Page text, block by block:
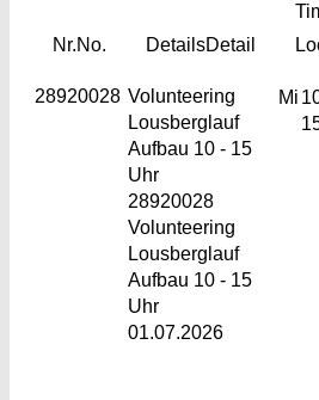
Nr.No. DetailsDetail
28920028 Volunteering
Lousberglauf
Aufbau 10 - 15
Uhr
28920028
Volunteering
Lousberglauf
Aufbau 10 - 15
Uhr
01.07.2026
Mi